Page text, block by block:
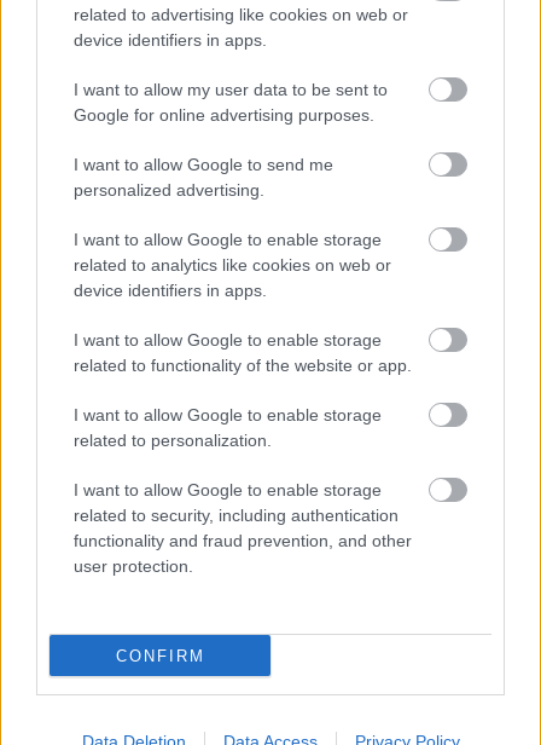
related to advertising like cookies on web or
device identifiers in apps.
I want to allow my user data to be sent to
Google for online advertising purposes.
I want to allow Google to send me
personalized advertising.
I want to allow Google to enable storage
related to analytics like cookies on web or
device identifiers in apps.
I want to allow Google to enable storage
related to functionality of the website or app.
I want to allow Google to enable storage
related to personalization.
I want to allow Google to enable storage
related to security, including authentication
functionality and fraud prevention, and other
user protection.
CONFIRM
Schumacher különleges jogai miatt
nem maradhatott a korábbi
Norris sem tart attól, hogy Hamilton ne találna
vissza a csúcsra. A 26 éves McLaren-pilóta
elmondta, mennyire várja, hogy újra éles csatákat
vívhasson Hamiltonnal. „Már eddig is sokszor
Sports F1-nek adott interjújában. – „Nagyon
„A Ferrari sokkal nehezebb helyzetbe került, mint
azt bárki előre gondolta. De ha van valaki, aki
Hamilton
. Ő már bebizonyította, hogy a
történelem egyik legjobbja, és én tényleg